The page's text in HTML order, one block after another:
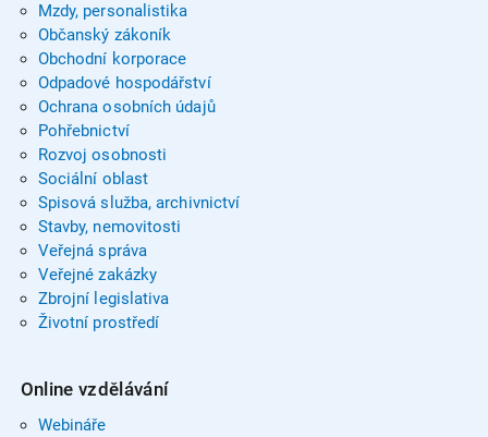
Mzdy, personalistika
Občanský zákoník
Obchodní korporace
Odpadové hospodářství
Ochrana osobních údajů
Pohřebnictví
Rozvoj osobnosti
Sociální oblast
Spisová služba, archivnictví
Stavby, nemovitosti
Veřejná správa
Veřejné zakázky
Zbrojní legislativa
Životní prostředí
Online vzdělávání
Webináře